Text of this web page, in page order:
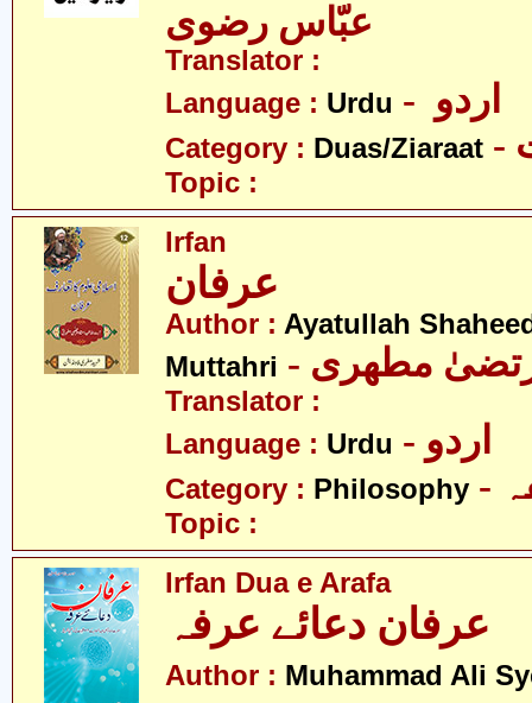
عبّاس رضوی
Translator :
Language : Urdu
Category : Duas/Ziaraat
Topic :
Irfan
عرفان
Author : Ayatullah
Muttahri
مطھری
Translator :
Language : Urdu - اردو
Category : Philosophy
Topic :
Irfan Dua e Arafa
عرفان دعائے عرفہ
Author : Muhammad Ali